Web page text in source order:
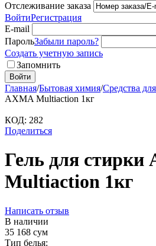
Отслеживание заказа
ВойтиРегистрация
E-mail
ПарольЗабыли пароль?
Создать учетную запись
Запомнить
Войти
Главная/Бытовая химия/Средства
AXMA Multiaction 1кг
КОД: 282
Поделиться
Гель для стирки
Multiaction 1кг
Написать отзыв
В наличии
35 168 сум
Тип белья: